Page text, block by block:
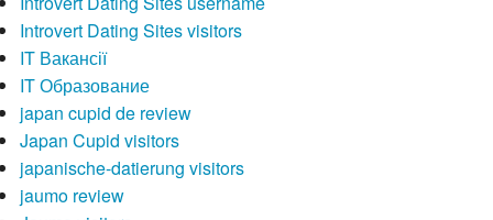
Introvert Dating Sites visitors
IT Вакансії
IT Образование
japan cupid de review
Japan Cupid visitors
japanische-datierung visitors
jaumo review